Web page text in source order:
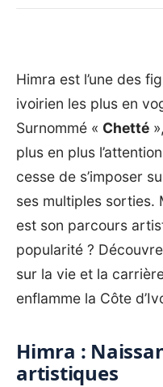
Himra est l’une des
ivoirien les plus en
Surnommé « Chetté
plus en plus
cesse de s’imposer
ses multiples sorties.
est son parcours
popularité ?
sur la vie et la
enflamme la Côte
Himra :
artistiques